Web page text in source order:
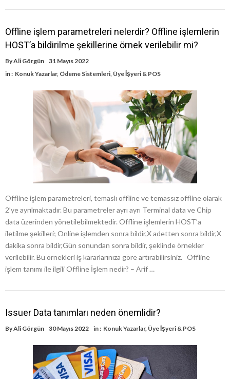
Offline işlem parametreleri nelerdir? Offline işlemlerin
HOST’a bildirilme şekillerine örnek verilebilir mi?
ByAli Görgün 31 Mayıs 2022
in : Konuk Yazarlar, Ödeme Sistemleri Üye İşyeri & POS
Offline işlem parametreleri, temaslı offline ve temassız offline olarak
2’ye ayrılmaktadır. Bu parametreler ayrı ayrı Terminal data ve Chip
data üzerinden yönetilebilmektedir. Offline işlemlerin HOST’a
iletilme şekilleri; Online işlemden sonra bildir,X adetten sonra bildir,X
dakika sonra bildir,Gün sonundan sonra bildir, şeklinde örnekler
verilebilir. Bu örnekleri iş kararlarınıza göre artırabilirsiniz. Offline
işlem tanımı ile ilgili Offline İşlem nedir? – Arif …
Issuer Data tanımları neden önemlidir?
ByAli Görgün 30 Mayıs 2022 in : Konuk Yazarlar, Üye İşyeri & POS